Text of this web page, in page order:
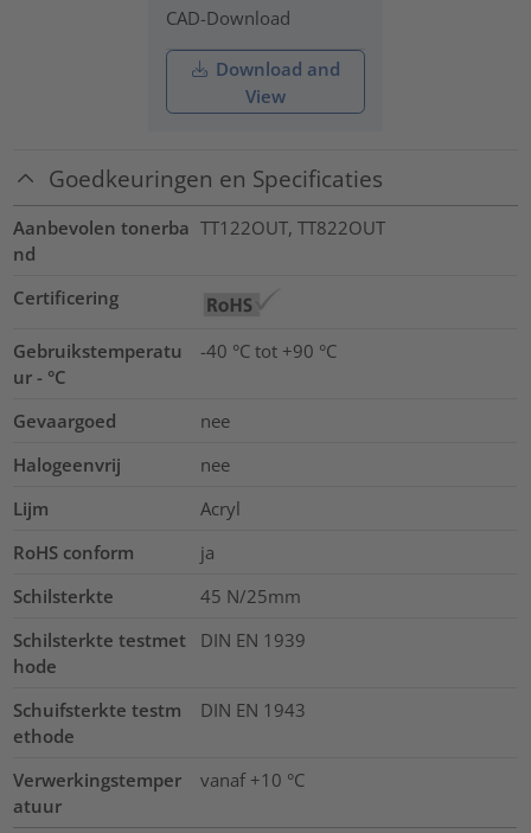
CAD-Download
Download and
View
Goedkeuringen en Specificaties
Aanbevolen tonerba
nd
TT122OUT, TT822OUT
Certificering
Gebruikstemperatu
ur - °C
-40 °C tot +90 °C
Gevaargoed
nee
Halogeenvrij
nee
Lijm
Acryl
RoHS conform
ja
Schilsterkte
45 N/25mm
Schilsterkte testmet
hode
DIN EN 1939
Schuifsterkte testm
ethode
DIN EN 1943
Verwerkingstemper
atuur
vanaf +10 °C